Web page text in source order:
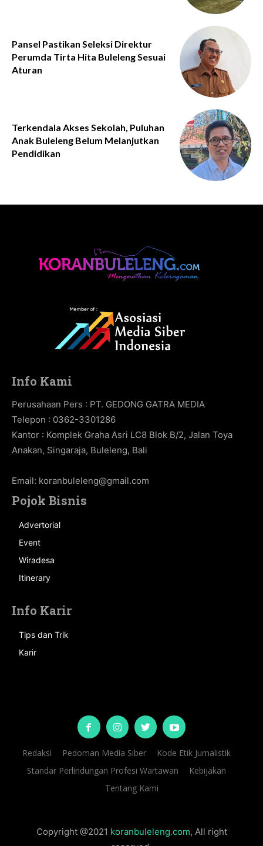
Pansel Pastikan Seleksi Direktur
Perumda Tirta Hita Buleleng Sesuai
Aturan
Terkendala Akses Sekolah, Puluhan
Anak Buleleng Belum Melanjutkan
Pendidikan
Info Kami
Perusahaan Pers : PT. GEDONG GATRA MEDIA
Telepon : 0362-3301286
Kantor : Komplek Graha Asri LC8 Blok B/2, Jalan Toya
Anakan, Singaraja, Buleleng, Bali
Email: koranbuleleng@gmail.com
Pojok Bisnis
Advertorial
Event
Wiradesa
Itinerary
Info Karir
Tips dan Trik
Karir
Redaksi Pedoman Media Siber
Kode Etik Jurnalistik
Standar Perlindungan Profesi Wartawan
Kebijakan
Tentang Kami
Copyright @2021 koranbuleleng.com, All right